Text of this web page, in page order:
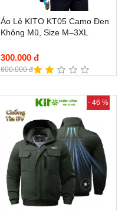
Áo Lẻ KITO KT05 Camo Đen
Không Mũ, Size M–3XL
300.000 đ
600.000 đ
- 46 %